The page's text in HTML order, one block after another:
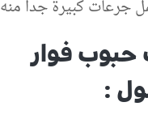
جرعات كبيرة جداً منه
حبوب فوار
: